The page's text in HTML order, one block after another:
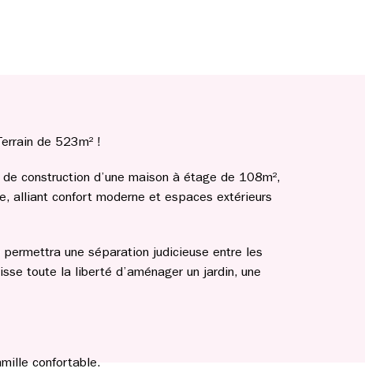
de 523m² !
construction d’une maison à étage de 108m²,
alliant confort moderne et espaces extérieurs
une séparation judicieuse entre les
toute la liberté d’aménager un jardin, une
confortable.